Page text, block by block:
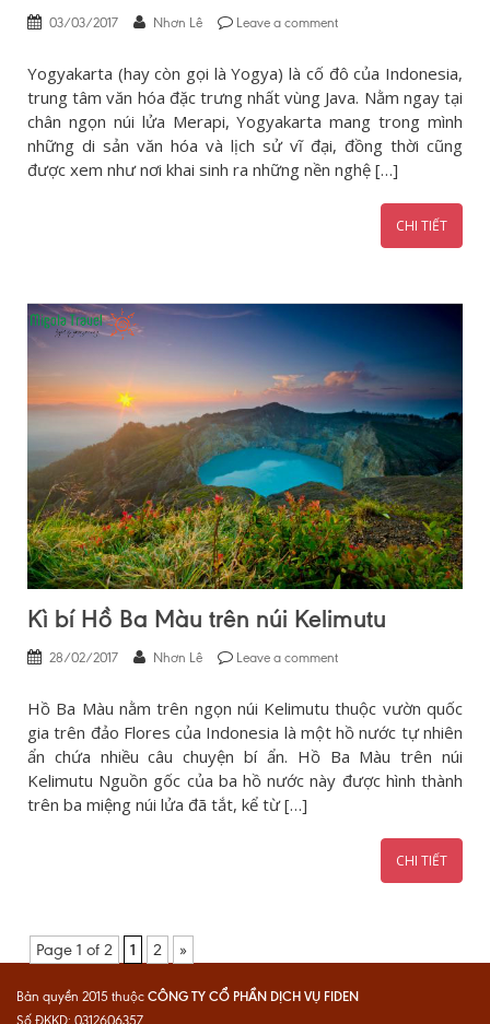
03/03/2017 Nhơn Lê Leave a comment
Yogyakarta (hay còn gọi là Yogya) là cố đô của Indonesia,
trung tâm văn hóa đặc trưng nhất vùng Java. Nằm ngay tại
chân ngọn núi lửa Merapi, Yogyakarta mang trong mình
những di sản văn hóa và lịch sử vĩ đại, đồng thời cũng
được xem như nơi khai sinh ra những nền nghệ […]
CHI TIẾT
Kì bí Hồ Ba Màu trên núi Kelimutu
28/02/2017 Nhơn Lê Leave a comment
Hồ Ba Màu nằm trên ngọn núi Kelimutu thuộc vườn quốc
gia trên đảo Flores của Indonesia là một hồ nước tự nhiên
ẩn chứa nhiều câu chuyện bí ẩn. Hồ Ba Màu trên núi
Kelimutu Nguồn gốc của ba hồ nước này được hình thành
trên ba miệng núi lửa đã tắt, kể từ […]
CHI TIẾT
Page 1 of 2 1 2 »
Bản quyền 2015 thuộc CÔNG TY CỔ PHẦN DỊCH VỤ FIDEN
Số ĐKKD: 0312606357